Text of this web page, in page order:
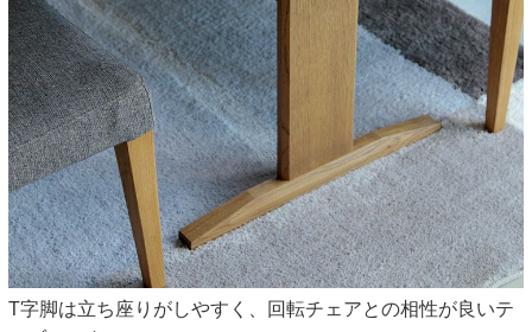
T字脚は立ち座りがしやすく、回転チェアとの相性が良いテ